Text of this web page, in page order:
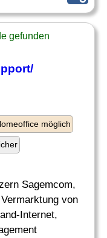
gefunden
/
möglich
Sagemcom,
von
Internet,